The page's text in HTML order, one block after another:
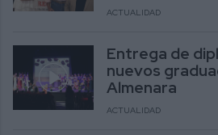
ACTUALIDAD
Entrega de
nuevos
Almenara
ACTUALIDAD